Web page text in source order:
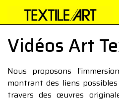
Vidéos Art
Nous proposons
montrant des liens
travers des œuvres